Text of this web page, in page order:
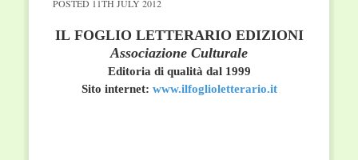
POSTED 11TH JULY 2012
IL FOGLIO LETTERARIO EDIZIONI
Associazione Culturale
Editoria di qualità dal 1999
Sito internet: www.ilfoglioletterario.it